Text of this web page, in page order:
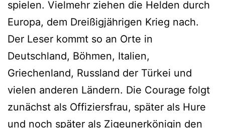
spielen. Vielmehr ziehen die Helden durch
Europa, dem Dreißigjährigen Krieg nach.
Der Leser kommt so an Orte in
Deutschland, Böhmen, Italien,
Griechenland, Russland der Türkei und
vielen anderen Ländern. Die Courage folgt
zunächst als Offiziersfrau, später als Hure
und noch später als Zigeunerkönigin den